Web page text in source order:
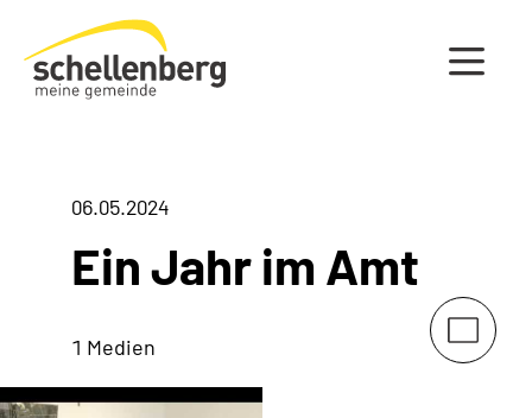
Gemeinde Schellenberg Startseite
06.05.2024
Ein Jahr im Amt
1 Medien